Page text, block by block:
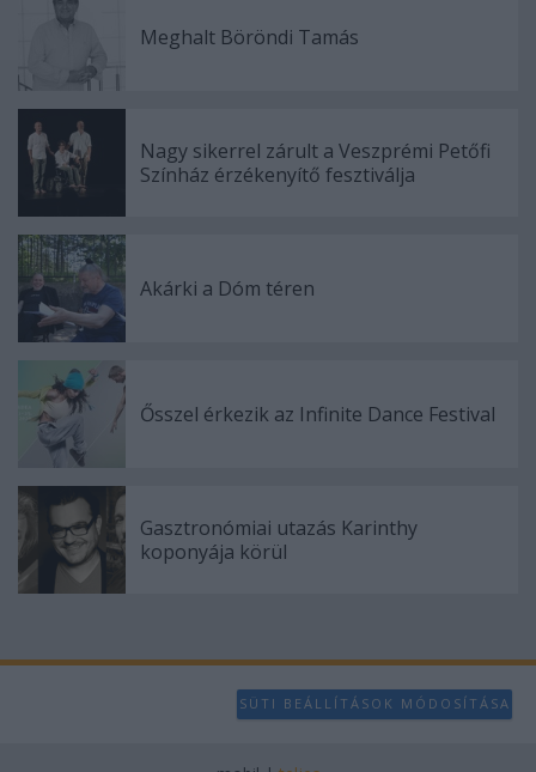
Meghalt Böröndi Tamás
Nagy sikerrel zárult a Veszprémi Petőfi
Színház érzékenyítő fesztiválja
Akárki a Dóm téren
Ősszel érkezik az Infinite Dance Festival
Gasztronómiai utazás Karinthy
koponyája körül
SÜTI BEÁLLÍTÁSOK MÓDOSÍTÁSA